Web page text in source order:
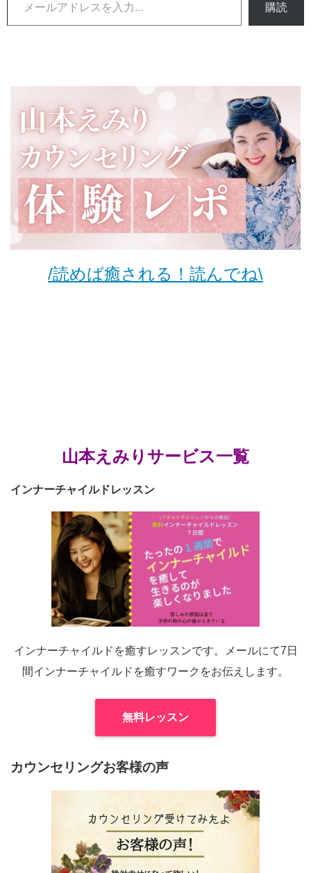
購読
/読めば癒される！読んでね\
山本えみりサービス一覧
インナーチャイルドレッスン
インナーチャイルドを癒すレッスンです。メールにて7日
間インナーチャイルドを癒すワークをお伝えします。
無料レッスン
カウンセリングお客様の声